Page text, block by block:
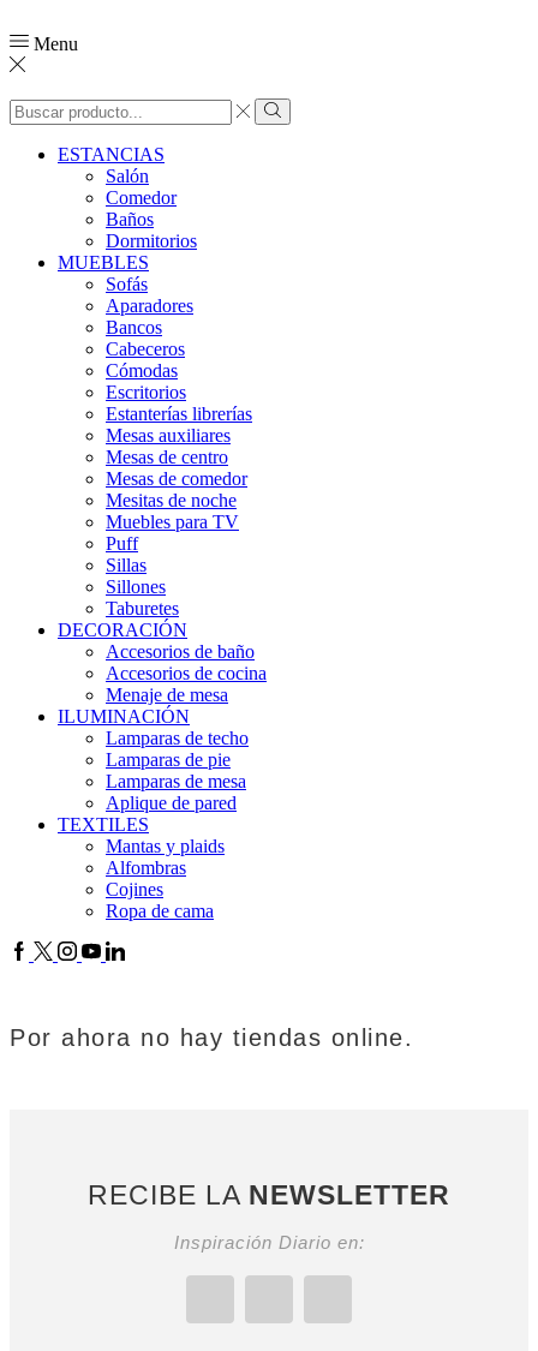
Menu
ESTANCIAS
Salón
Comedor
Baños
Dormitorios
MUEBLES
Sofás
Aparadores
Bancos
Cabeceros
Cómodas
Escritorios
Estanterías librerías
Mesas auxiliares
Mesas de centro
Mesas de comedor
Mesitas de noche
Muebles para TV
Puff
Sillas
Sillones
Taburetes
DECORACIÓN
Accesorios de baño
Accesorios de cocina
Menaje de mesa
ILUMINACIÓN
Lamparas de techo
Lamparas de pie
Lamparas de mesa
Aplique de pared
TEXTILES
Mantas y plaids
Alfombras
Cojines
Ropa de cama
Por ahora no hay tiendas online.
RECIBE LA NEWSLETTER
Inspiración Diario en: